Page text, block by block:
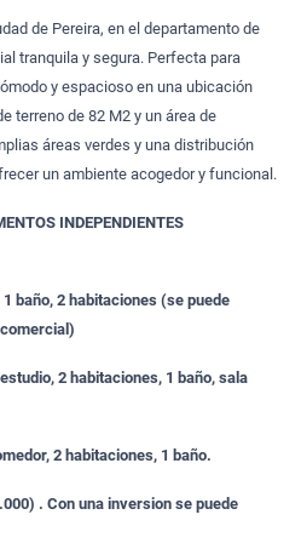
de Pereira, en el departamento de
tranquila y segura. Perfecta para
y espacioso en una ubicación
terreno de 82 M2 y un área de
áreas verdes y una distribución
un ambiente acogedor y funcional.
INDEPENDIENTES
baño, 2 habitaciones (se puede
2 habitaciones, 1 baño, sala
2 habitaciones, 1 baño.
. Con una inversion se puede